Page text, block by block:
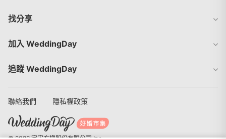
找分享
加入 WeddingDay
追蹤 WeddingDay
聯絡我們 隱私權政策